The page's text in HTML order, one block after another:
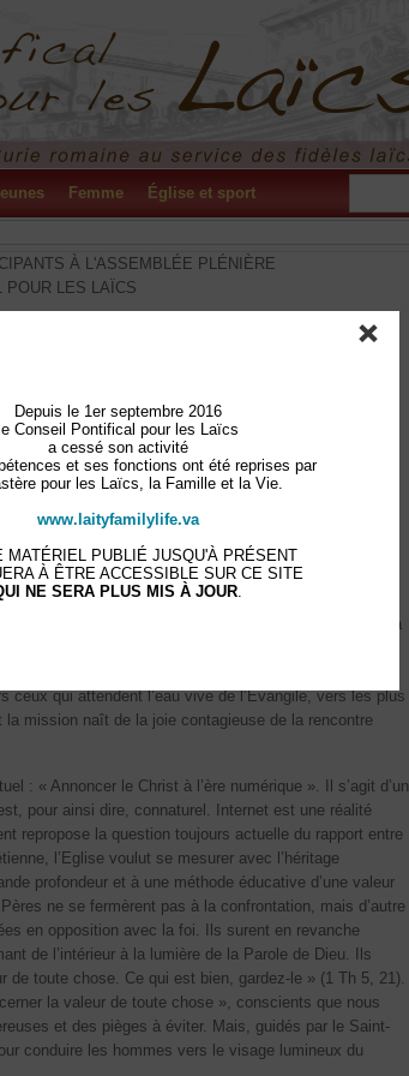
Femme Église et sport
À L'ASSEMBLÉE PLÉNIÈRE
POUR LES LAÏCS
et prêtres, frères et sœurs !
réuni en assemblée plénière. Comme aimait le
du laïcat », et les fruits apostoliques abondants en
pour les paroles qu’il m’a adressées.
panafricain de septembre 2012, consacré à la
« Dieu confie l’être humain à la femme », à
dignitatem. Et nous devons davantage
se trouve en première ligne dans la bataille pour la
au Seigneur pour la Journée mondiale de la jeunesse à
Les cariocas étaient heureux et nous ont tous
de tous les peuples», a souligné la dimension
ceux qui attendent l’eau vive de l’Evangile, vers les plus
mission naît de la joie contagieuse de la rencontre
: « Annoncer le Christ à l’ère numérique ». Il s’agit d’un
pour ainsi dire, connaturel. Internet est une réalité
repropose la question toujours actuelle du rapport entre
l’Eglise voulut se mesurer avec l’héritage
profondeur et à une méthode éducative d’une valeur
ne se fermèrent pas à la confrontation, mais d’autre
en opposition avec la foi. Ils surent en revanche
de l’intérieur à la lumière de la Parole de Dieu. Ils
toute chose. Ce qui est bien, gardez-le » (1 Th 5, 21).
la valeur de toute chose », conscients que nous
et des pièges à éviter. Mais, guidés par le Saint-
conduire les hommes vers le visage lumineux du
Depuis le 1er septembre 2016
le Conseil Pontifical pour les Laïcs
a cessé son activité
et ses fonctions ont été reprises par
pour les Laïcs, la Famille et la Vie.
www.laityfamilylife.va
MATÉRIEL PUBLIÉ JUSQU'À PRÉSENT
À ÊTRE ACCESSIBLE SUR CE SITE
NE SERA PLUS MIS À JOUR.